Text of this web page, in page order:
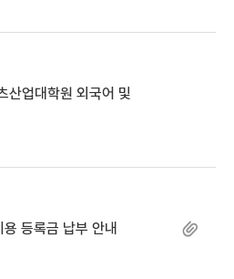
업대학원 외국어 및
등록금 납부 안내